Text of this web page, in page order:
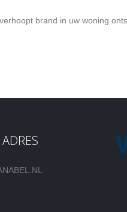
brand in uw woning